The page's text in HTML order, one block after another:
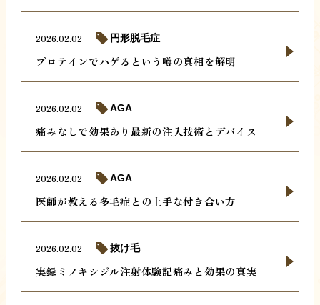
プロテインでハゲるという噂の真相を解明
2026.02.02 円形脱毛症
痛みなしで効果あり最新の注入技術とデバイス
2026.02.02 AGA
医師が教える多毛症との上手な付き合い方
2026.02.02 AGA
実録ミノキシジル注射体験記痛みと効果の真実
2026.02.02 抜け毛